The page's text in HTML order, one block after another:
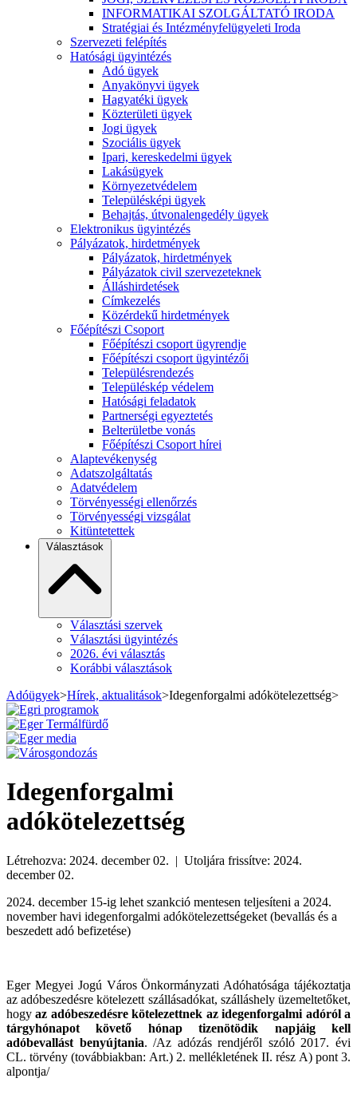
INFORMATIKAI SZOLGÁLTATÓ IRODA
Stratégiai és Intézményfelügyeleti Iroda
Szervezeti felépítés
Hatósági ügyintézés
Adó ügyek
Anyakönyvi ügyek
Hagyatéki ügyek
Közterületi ügyek
Jogi ügyek
Szociális ügyek
Ipari, kereskedelmi ügyek
Lakásügyek
Környezetvédelem
Településképi ügyek
Behajtás, útvonalengedély ügyek
Elektronikus ügyintézés
Pályázatok, hirdetmények
Pályázatok, hirdetmények
Pályázatok civil szervezeteknek
Álláshirdetések
Címkezelés
Közérdekű hirdetmények
Főépítészi Csoport
Főépítészi csoport ügyrendje
Főépítészi csoport ügyintézői
Településrendezés
Településkép védelem
Hatósági feladatok
Partnerségi egyeztetés
Belterületbe vonás
Főépítészi Csoport hírei
Alaptevékenység
Adatszolgáltatás
Adatvédelem
Törvényességi ellenőrzés
Törvényességi vizsgálat
Kitüntetettek
Választások
Választási szervek
Választási ügyintézés
2026. évi választás
Korábbi választások
Adóügyek>Hírek, aktualitások>Idegenforgalmi adókötelezettség>
Idegenforgalmi
adókötelezettség
Létrehozva: 2024. december 02. | Utoljára frissítve: 2024.
december 02.
2024. december 15-ig lehet szankció mentesen teljesíteni a 2024.
november havi idegenforgalmi adókötelezettségeket (bevallás és a
beszedett adó befizetése)
Eger Megyei Jogú Város Önkormányzati Adóhatósága tájékoztatja
az adóbeszedésre kötelezett szállásadókat, szálláshely üzemeltetőket,
hogyaz adóbeszedésre kötelezettnek az idegenforgalmi adóról a
tárgyhónapot követő hónap tizenötödik napjáig kell
adóbevallást benyújtania. /Az adózás rendjéről szóló 2017. évi
CL. törvény (továbbiakban: Art.) 2. mellékletének II. rész A) pont 3.
alpontja/